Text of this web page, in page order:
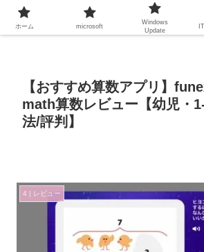
【おすすめ算数アプリ】
math算数レビュー【幼児・
法/評判】
4 | レビュー
ホーム microsoft
Windows
Update